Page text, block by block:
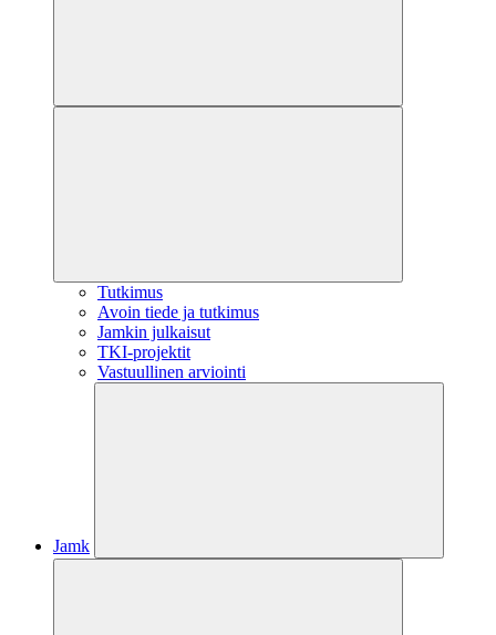
Tutkimus
Avoin tiede ja tutkimus
Jamkin julkaisut
TKI-projektit
Vastuullinen arviointi
Jamk